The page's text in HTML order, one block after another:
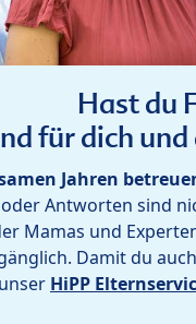
Hast du
für dich
Jahren
Antworten sind
Mamas und
Damit du
HiPP